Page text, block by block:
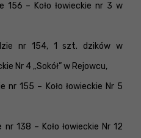
– Koło łowieckie nr 3 w
nr 154, 1 szt. dzików w
Nr 4 „Sokół” w Rejowcu,
155 – Koło łowieckie Nr 5
138 – Koło łowieckie Nr 12